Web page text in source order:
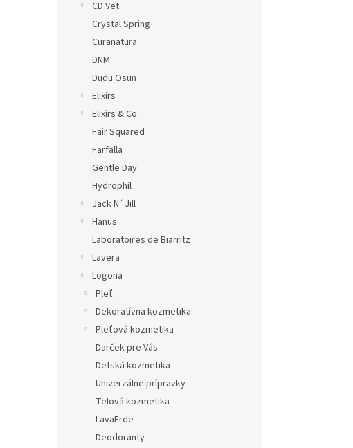
CD Vet
Crystal Spring
Curanatura
DNM
Dudu Osun
Elixirs
Elixirs & Co.
Fair Squared
Farfalla
Gentle Day
Hydrophil
Jack N´Jill
Hanus
Laboratoires de Biarritz
Lavera
Logona
Pleť
Dekoratívna kozmetika
Pleťová kozmetika
Darček pre Vás
Detská kozmetika
Univerzálne prípravky
Telová kozmetika
LavaErde
Deodoranty